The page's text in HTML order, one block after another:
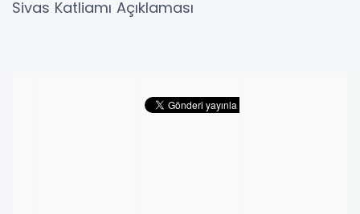
Sivas Katliamı Açıklaması